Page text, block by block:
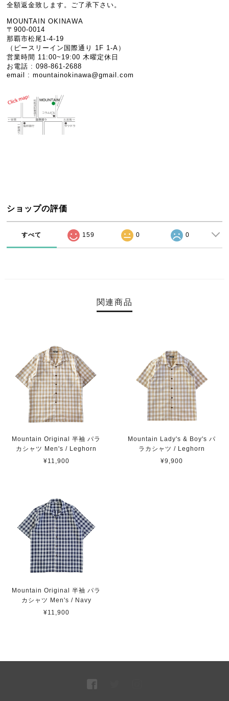
全額返金致します。ご了承下さい。
MOUNTAIN OKINAWA
〒900-0014
那覇市松尾1-4-19
（ピースリーイン国際通り 1F 1-A）
営業時間 11:00~19:00 木曜定休日
お電話 : 098-861-2688
email :mountainokinawa@gmail.com
ショップの評価
すべて 159 0 0
関連商品
Mountain Original 半袖 パラ
カシャツ Men's / Leghorn
¥11,900
Mountain Lady's & Boy's パ
ラカシャツ / Leghorn
¥9,900
Mountain Original 半袖 パラ
カシャツ Men's / Navy
¥11,900